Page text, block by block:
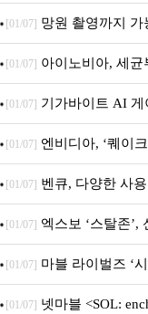
[01/07] 망원 촬영까지 가
켓 4P
[01/07] 아이노비아, 세균
고 살균 탈취기’ 출시
[01/07] 기가바이트 AI 게
GAMING A16 할인 진
[01/07] 엔비디아, ‘퀘이
E-데이’ DLSS 지원
[01/07] 벤큐, 다양한 사
품 6종 출시
[01/07] 엑스보 ‘스탈존’,
[01/07] 마블 라이벌즈 ‘
드’ 합류
[01/07] 넷마블 <SOL: